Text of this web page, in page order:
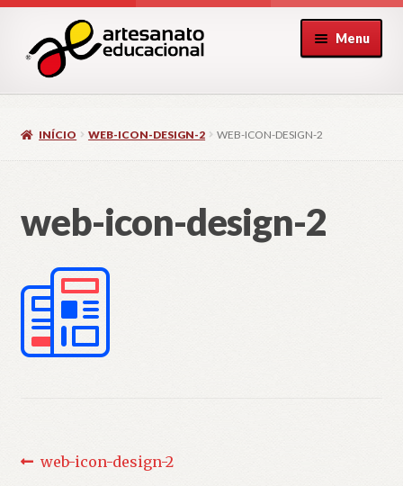
para
navegação
para
conteúdo
Menu
INÍCIO WEB-ICON-DESIGN-2 WEB-ICON-DESIGN-2
web-icon-design-2
Navegação
Post
web-icon-design-2